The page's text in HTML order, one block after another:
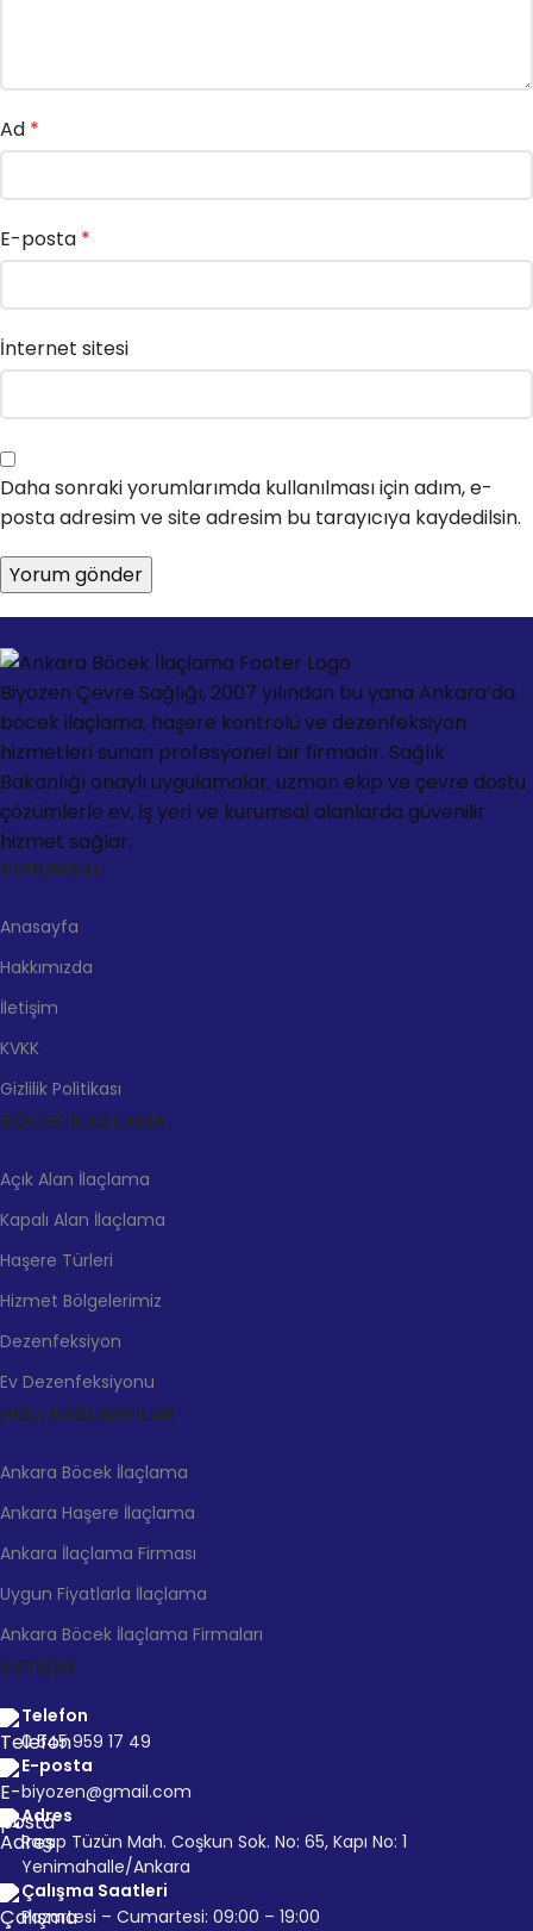
Ad *
E-posta *
İnternet sitesi
Daha sonraki yorumlarımda kullanılması için adım, e-
posta adresim ve site adresim bu tarayıcıya kaydedilsin.
Biyozen Çevre Sağlığı, 2007 yılından bu yana Ankara’da
böcek ilaçlama, haşere kontrolü ve dezenfeksiyon
hizmetleri sunan profesyonel bir firmadır. Sağlık
Bakanlığı onaylı uygulamalar, uzman ekip ve çevre dostu
çözümlerle ev, iş yeri ve kurumsal alanlarda güvenilir
hizmet sağlar.
KURUMSAL
Anasayfa
Hakkımızda
İletişim
KVKK
Gizlilik Politikası
BÖCEK İLAÇLAMA
Açık Alan İlaçlama
Kapalı Alan İlaçlama
Haşere Türleri
Hizmet Bölgelerimiz
Dezenfeksiyon
Ev Dezenfeksiyonu
HIZLI BAĞLANTILAR
Ankara Böcek İlaçlama
Ankara Haşere İlaçlama
Ankara İlaçlama Firması
Uygun Fiyatlarla İlaçlama
Ankara Böcek İlaçlama Firmaları
İLETİŞİM
Telefon
0 545 959 17 49
E-posta
biyozen@gmail.com
Adres
Ragıp Tüzün Mah. Coşkun Sok. No: 65, Kapı No: 1
Yenimahalle/Ankara
Çalışma Saatleri
Pazartesi – Cumartesi: 09:00 – 19:00